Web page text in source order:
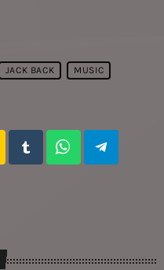
JACK BACK MUSIC